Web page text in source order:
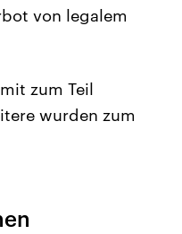
von legalem
zum Teil
wurden zum